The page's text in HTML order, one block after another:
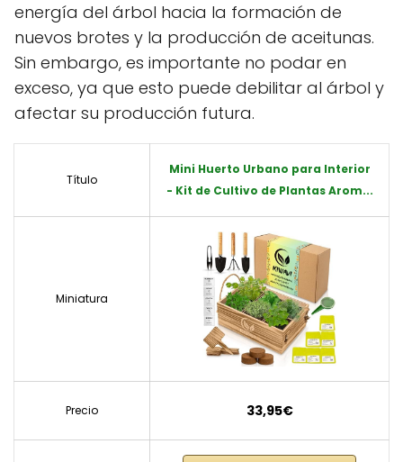
energía del árbol hacia la formación de
nuevos brotes y la producción de aceitunas.
Sin embargo, es importante no podar en
exceso, ya que esto puede debilitar al árbol y
afectar su producción futura.
Título
Mini Huerto Urbano para Interior
- Kit de Cultivo de Plantas Arom...
Miniatura
Precio 33,95€